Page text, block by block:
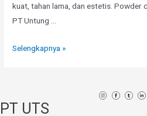
kuat, tahan lama, dan estetis. Powder
PT Untung …
PT
:
Selengkapnya »
PT UTS